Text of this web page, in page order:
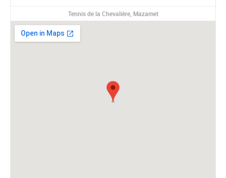
Tennis de la Chevalière, Mazamet